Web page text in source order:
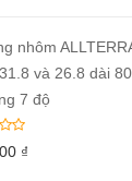
nhôm
và 26.8 dài
7 độ
₫